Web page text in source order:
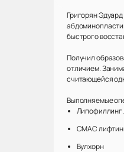
Григорян
быстрого
Получил
отличием.
считающейся
Выполняемые
Липофиллинг
СМАС
Булхорн